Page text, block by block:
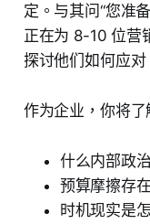
定。与其问“您准
正在为 8-10 位营
探讨他们如何应
作为企业，你将了
什么内部政
预算摩擦存
时机现实是